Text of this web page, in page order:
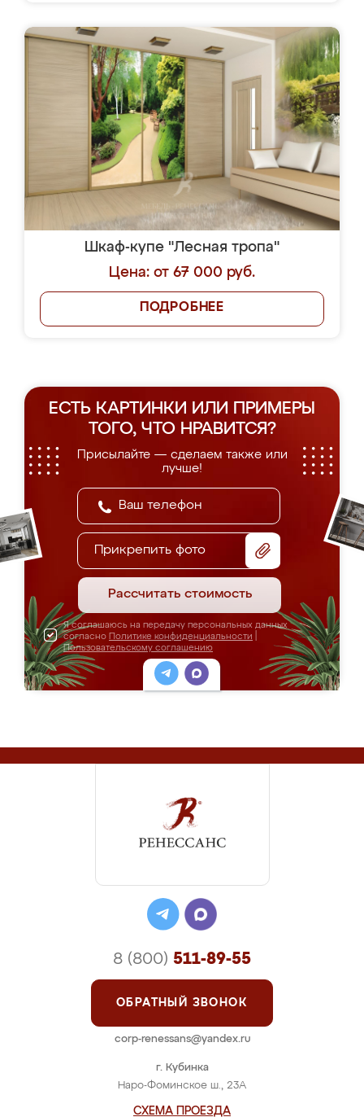
Шкаф-купе "Лесная тропа"
Цена: от 67 000 руб.
ПОДРОБНЕЕ
ЕСТЬ КАРТИНКИ ИЛИ ПРИМЕРЫ
ТОГО, ЧТО НРАВИТСЯ?
Присылайте — сделаем также или
лучше!
Прикрепить фото
Рассчитать стоимость
Я соглашаюсь на передачу персональных данных
согласно Политике конфиденциальности
Пользовательскому соглашению
г. Кубинка
Наро-Фоминское ш., 23А
СХЕМА ПРОЕЗДА
8 (800) 511-89-55
ОБРАТНЫЙ ЗВОНОК
corp-renessans@yandex.ru